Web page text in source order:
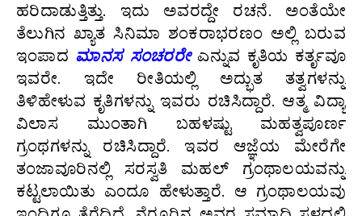
ಹರಿದಾಡುತ್ತಿತ್ತು. ಇದು ಅವರದ್ದೇ ರಚನೆ. ಅಂತೆಯೇ
ತೆಲುಗಿನ ಖ್ಯಾತ ಸಿನಿಮಾ ಶಂಕರಾಭರಣಂ ಅಲ್ಲಿ ಬರುವ
ಇಂಪಾದ ಮಾನಸ ಸಂಚರರೇ ಎನ್ನುವ ಕೃತಿಯ ಕರ್ತೃವೂ
ಇವರೇ. ಇದೇ ರೀತಿಯಲ್ಲಿ ಅದ್ಭುತ ತತ್ವಗಳನ್ನು
ತಿಳಿಹೇಳುವ ಕೃತಿಗಳನ್ನು ಇವರು ರಚಿಸಿದ್ದಾರೆ. ಆತ್ಮ ವಿದ್ಯಾ
ವಿಲಾಸ ಮುಂತಾಗಿ ಬಹಳಷ್ಟು ಮಹತ್ವಪೂರ್ಣ
ಗ್ರಂಥಗಳನ್ನು ರಚಿಸಿದ್ದಾರೆ. ಇವರ ಆಜ್ಞೆಯ ಮೇರೆಗೇ
ತಂಜಾವೂರಿನಲ್ಲಿ ಸರಸ್ವತಿ ಮಹಲ್‌ ಗ್ರಂಥಾಲಯವನ್ನು
ಕಟ್ಟಲಾಯಿತು ಎಂದೂ ಹೇಳುತ್ತಾರೆ. ಆ ಗ್ರಂಥಾಲಯವು